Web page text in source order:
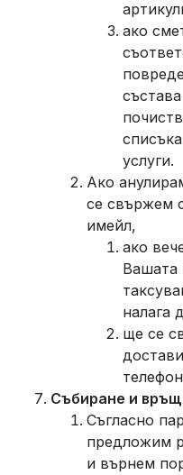
ако
услуги.
Ако
се свържем
имейл,
ако
Вашата
налага
ще се
Събиране и
Съгласно
предложим
и върнем